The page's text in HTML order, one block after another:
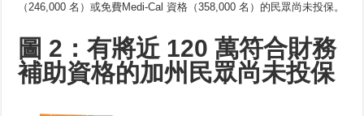
（246,000 名）或免費Medi-Cal 資格（358,000 名）的民眾尚未投保。
圖 2：有將近 120 萬符合財務
補助資格的加州民眾尚未投保